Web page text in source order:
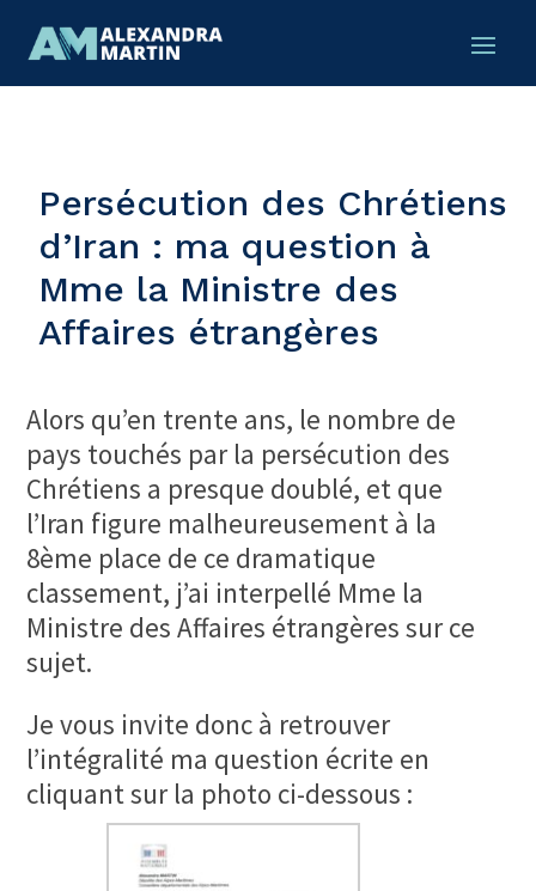
Persécution des Chrétiens
d’Iran : ma question à
Mme la Ministre des
Affaires étrangères
Alors qu’en trente ans, le nombre de
pays touchés par la persécution des
Chrétiens a presque doublé, et que
l’Iran figure malheureusement à la
8ème place de ce dramatique
classement, j’ai interpellé Mme la
Ministre des Affaires étrangères sur ce
sujet.
Je vous invite donc à retrouver
l’intégralité ma question écrite en
cliquant sur la photo ci-dessous :